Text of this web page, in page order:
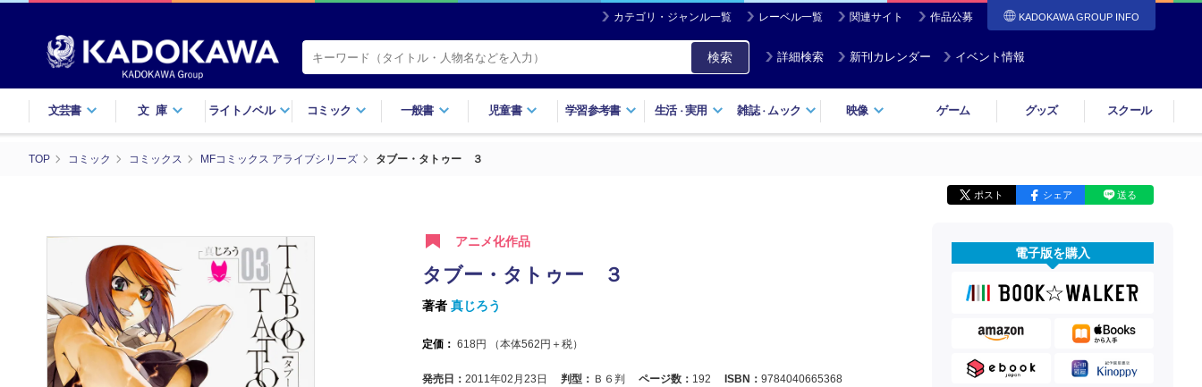
カテゴリ・ジャンル一覧 レーベル一覧 関連サイト 作品公募 KADOKAWA GROUP INFO
検索 詳細検索 新刊カレンダー イベント情報
文芸書 文庫 ライトノベル コミック 一般書 児童書 学習参考書 生活・実用 雑誌・ ムック 映像 ゲーム グッズ スクール
TOP コミック コミックス MFコミックス アライブシリーズ タブー・タトゥー ３
ポスト シェア 送る
アニメ化作品
タブー・タトゥー ３
著者 真じろう
定価： 618円 （本体562 円＋税）
発売日： 2011年02月23日 判型： Ｂ６判 ページ数： 192 ISBN： 9784040665368
電子版を購入